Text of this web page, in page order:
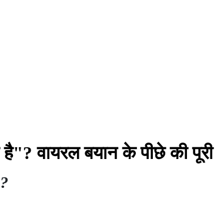
वायरल बयान के पीछे की पूरी